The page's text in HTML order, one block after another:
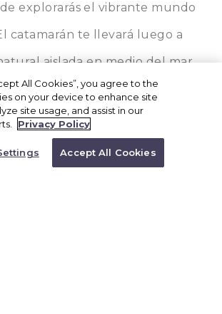
explorarás el vibrante mundo
catamarán te llevará luego a
aislada en medio del mar,
nadar y relajarte en este
entorno privado.
$132
- 12 AÑOS $98
RESERVA AHORA
O llame a un
para
1.866.527.4762
All Cookies”, you agree to the
on your device to enhance site
site usage, and assist in our
Privacy Policy
Accept All Cookies